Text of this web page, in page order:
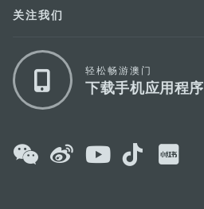
关注我们
轻松畅游澳门
下载手机应用程序